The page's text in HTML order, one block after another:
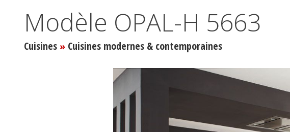
Modèle OPAL-H 5663
Cuisines » Cuisines modernes & contemporaines